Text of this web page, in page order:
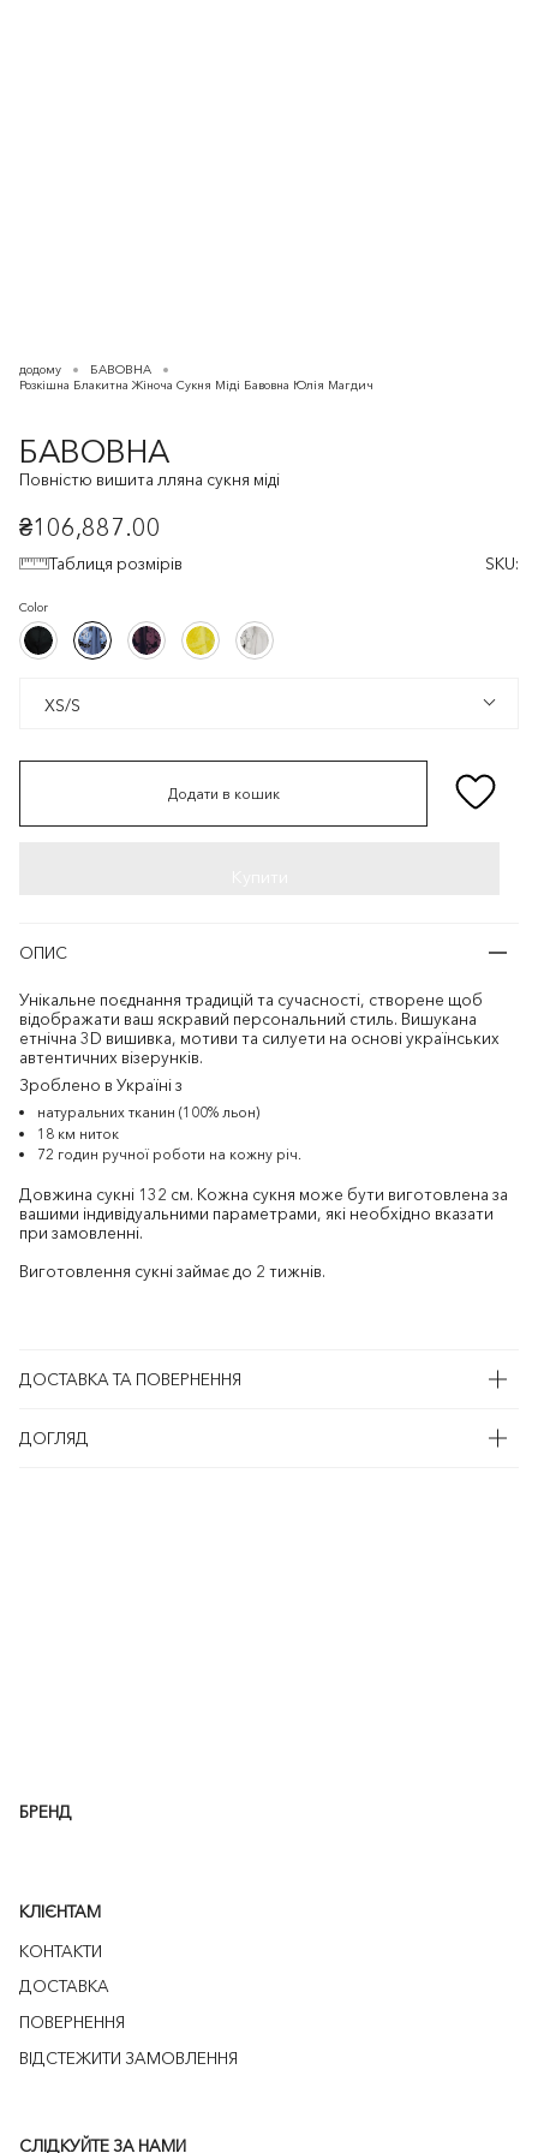
додому
БАВОВНА
Розкішна Блакитна Жіноча Сукня Міді Бавовна Юлія Магдич
БАВОВНА
Повністю вишита лляна сукня міді
₴106,887.00
Таблиця розмірів SKU:
Color
Чорний/
ЧорнийЧорний/
Блакитний/
Блакитний
Блакитний/
Бордовий/
Бордовий
Бордовий/
Жовтий/
Жовтий
Жовтий/
Білий/
БілийБілий/
XS/S
XS/S
Додати в кошик
ОПИС
Унікальне поєднання традицій та сучасності, створене щоб
відображати ваш яскравий персональний стиль. Вишукана
етнічна 3D вишивка, мотиви та силуети на основі українських
автентичних візерунків.
Зроблено в Україні з
натуральних тканин (100% льон)
18 км ниток
72 годин ручної роботи на кожну річ.
Довжина сукні 132 см. Кожна сукня може бути виготовлена за
вашими індивідуальними параметрами, які необхідно вказати
при замовленні.
Виготовлення сукні займає до 2 тижнів.
ДОСТАВКА ТА ПОВЕРНЕННЯ
ДОГЛЯД
БРЕНД
КЛІЄНТАМ
КОНТАКТИ
ДОСТАВКА
ПОВЕРНЕННЯ
ВІДСТЕЖИТИ ЗАМОВЛЕННЯ
СЛІДКУЙТЕ ЗА НАМИ